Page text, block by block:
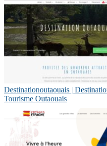
Destinationou­taouais |
Tourisme Outaouais